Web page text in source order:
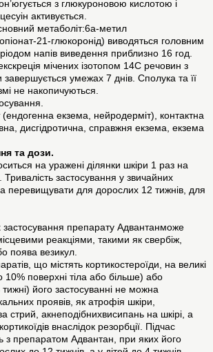
з глюкуроновою кислотою і
активується.
метаболіт:6a-метил
21-глюкоронід) виводяться головним
напів виведення приблизно 16 год.
мічених ізотопом 14С речовин з
умежах 7 днів. Сполука та її
не накопичуються.
екзема, нейродерміт), контактна
дисгідротична, справжня екзема, екзема
та дози.
на уражені ділянки шкіри 1 раз на
застосування у звичайних
перевищувати для дорослих 12 тижнів, для
препарату Адвантанможе
реакціями, такими як свербіж,
поява везикул.
що містять кортикостероїди, на великі
10% поверхні тіла або більше) або
його застосуванні не можна
проявів, як атрофія шкіри,
стрий, акнеподібнихвисипань на шкірі, а
внаслідок резорбції. Підчас
з препаратом Адвантан, при яких його